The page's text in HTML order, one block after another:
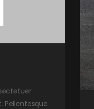
Pellentesque